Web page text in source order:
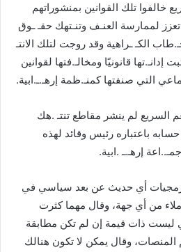
خالفوا تلك القوانين بمنشوراتهم
لممارسة العنـف وتنـتهك حقـ ـوق
الكـ ـراهية وقد روجت لتلك الانتـ
إدانـ.تها قانونيًا ومخالـ.فتها لقوانين
التي صنفتها كمنـ.ظمة إرهـ.ـ.ابية.
السريع لم ينشر مقاطع تنتـ .هك
باعتباره رئيس وقائد لهذه
إرهـ.ـ .ابية.
أي حديث عن بعد سياسي في
من أي جهة، وقال مهما كثرت
ليست ذات قيمة إن لم تكن مطابقة
المنصات، وقال يمكن لا تكون هنالك